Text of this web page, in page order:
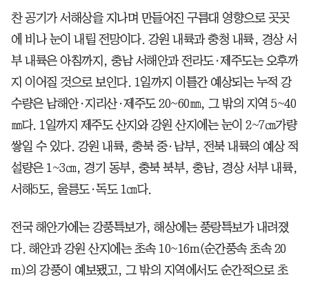
찬 공기가 서해상을 지나며 만들어진 구름대 영향으로 곳곳
에 비나 눈이 내릴 전망이다. 강원 내륙과 충청 내륙, 경상 서
부 내륙은 아침까지, 충남 서해안과 전라도·제주도는 오후까
지 이어질 것으로 보인다. 1일까지 이틀간 예상되는 누적 강
수량은 남해안·지리산·제주도 20~60㎜, 그 밖의 지역 5~40
㎜다. 1일까지 제주도 산지와 강원 산지에는 눈이 2~7㎝가량
쌓일 수 있다. 강원 내륙, 충북 중·남부, 전북 내륙의 예상 적
설량은 1~3㎝, 경기 동부, 충북 북부, 충남, 경상 서부 내륙,
서해5도, 울릉도·독도 1㎝다.
전국 해안가에는 강풍특보가, 해상에는 풍랑특보가 내려졌
다. 해안과 강원 산지에는 초속 10~16m(순간풍속 초속 20
m)의 강풍이 예보됐고, 그 밖의 지역에서도 순간적으로 초